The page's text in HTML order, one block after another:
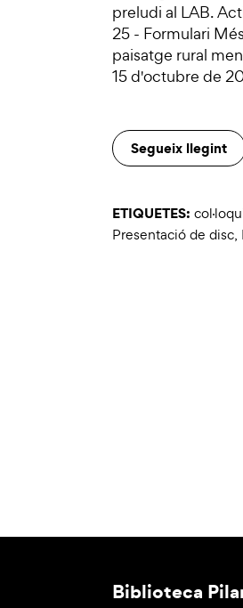
preludi al LAB.
25 - Formulari
paisatge rural
15 d'octubre de
Segueix llegint
ETIQUETES:
Presentació de disc,
Biblioteca